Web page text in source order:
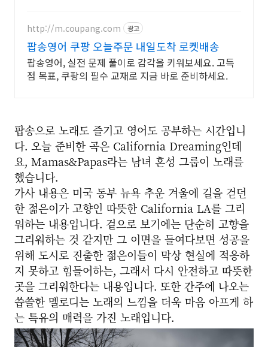
http://m.coupang.com 광고
팝송영어 쿠팡 오늘주문 내일도착 로켓배송
팝송영어, 실전 문제 풀이로 감각을 키워보세요. 고득
점 목표, 쿠팡의 필수 교재로 지금 바로 준비하세요.
팝송으로 노래도 즐기고 영어도 공부하는 시간입니
다. 오늘 준비한 곡은 California Dreaming인데
요, Mamas&Papas라는 남녀 혼성 그룹이 노래를
했습니다.
가사 내용은 미국 동부 뉴욕 추운 겨울에 길을 걷던
한 젊은이가 고향인 따뜻한 California LA를 그리
워하는 내용입니다. 겉으로 보기에는 단순히 고향을
그리워하는 것 같지만 그 이면을 들여다보면 성공을
위해 도시로 진출한 젊은이들이 막상 현실에 적응하
지 못하고 힘들어하는, 그래서 다시 안전하고 따뜻한
곳을 그리워한다는 내용입니다. 또한 간주에 나오는
씁쓸한 멜로디는 노래의 느낌을 더욱 마음 아프게 하
는 특유의 매력을 가진 노래입니다.